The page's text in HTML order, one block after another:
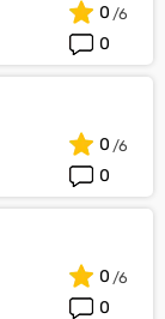
0
0
0
0
0
0